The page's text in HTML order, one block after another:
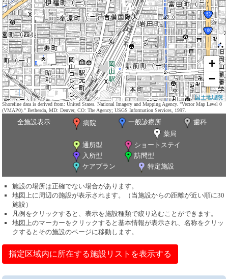
+
−
国土地理院
Shoreline data is derived from: United States. National Imagery and Mapping Agency. "Vector Map Level 0
(VMAP0)." Bethesda, MD: Denver, CO: The Agency; USGS Information Services, 1997.
全施設表示 病院 一般診療所
歯科
薬局
通所型
ショートステイ
入所型
訪問型
ケアプラン
特定施設
施設の場所は正確でない場合があります。
地図上に周辺の施設が表示されます。（当施設からの距離が近い順に30
施設）
凡例をクリックすると、表示を施設種類で絞り込むことができます。
地図上のマーカーをクリックすると基本情報が表示され、名称をクリッ
クするとその施設のページに移動します。
指定区域内に所在する施設リストを表示する